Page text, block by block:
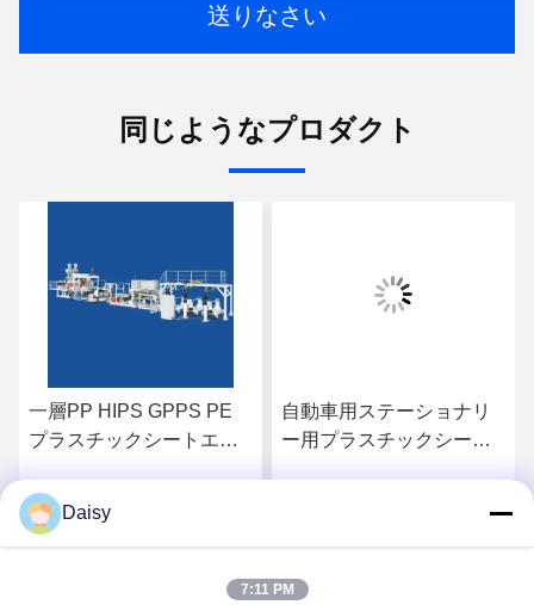
送りなさい
同じようなプロダクト
一層PP HIPS GPPS PE
プラスチックシートエク
300kg/h OEM オーダーメ
イド
お問い合わせ
自動車用ステーショナリ
ー用プラスチックシート
Daisy
7:11 PM